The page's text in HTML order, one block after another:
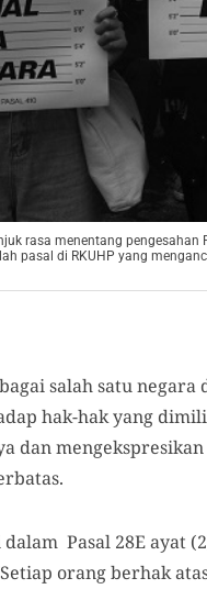
rasa menentang pengesahan
pasal di RKUHP yang
salah satu
hak-hak yang
dan
Pasal 28E ayat
orang berhak